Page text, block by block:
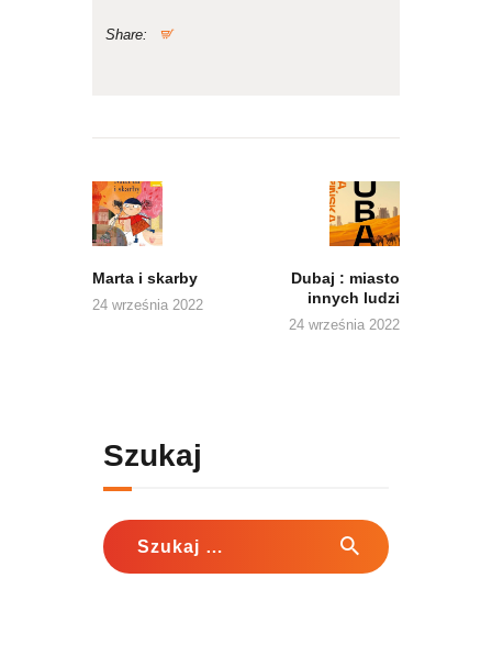
Share:
wpisu
Marta i skarby
24 września 2022
Dubaj : miasto
innych ludzi
24 września 2022
Szukaj
Szukaj: